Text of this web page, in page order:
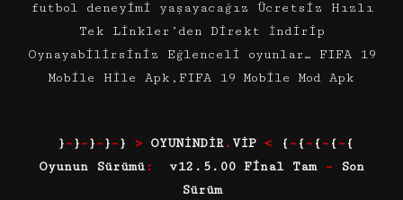
futbol deneyimi yaşayacağız Ücretsiz Hızlı
Tek Linkler’den Direkt İndirip
Oynayabilirsiniz Eğlenceli oyunlar… FIFA 19
Mobile Hile Apk,FIFA 19 Mobile Mod Apk
}–}–}–}–} > OYUNİNDİR. VİP < {– {– {– {– {
Oyunun Sürümü : v12.5.00 Final Tam – Son
Sürüm